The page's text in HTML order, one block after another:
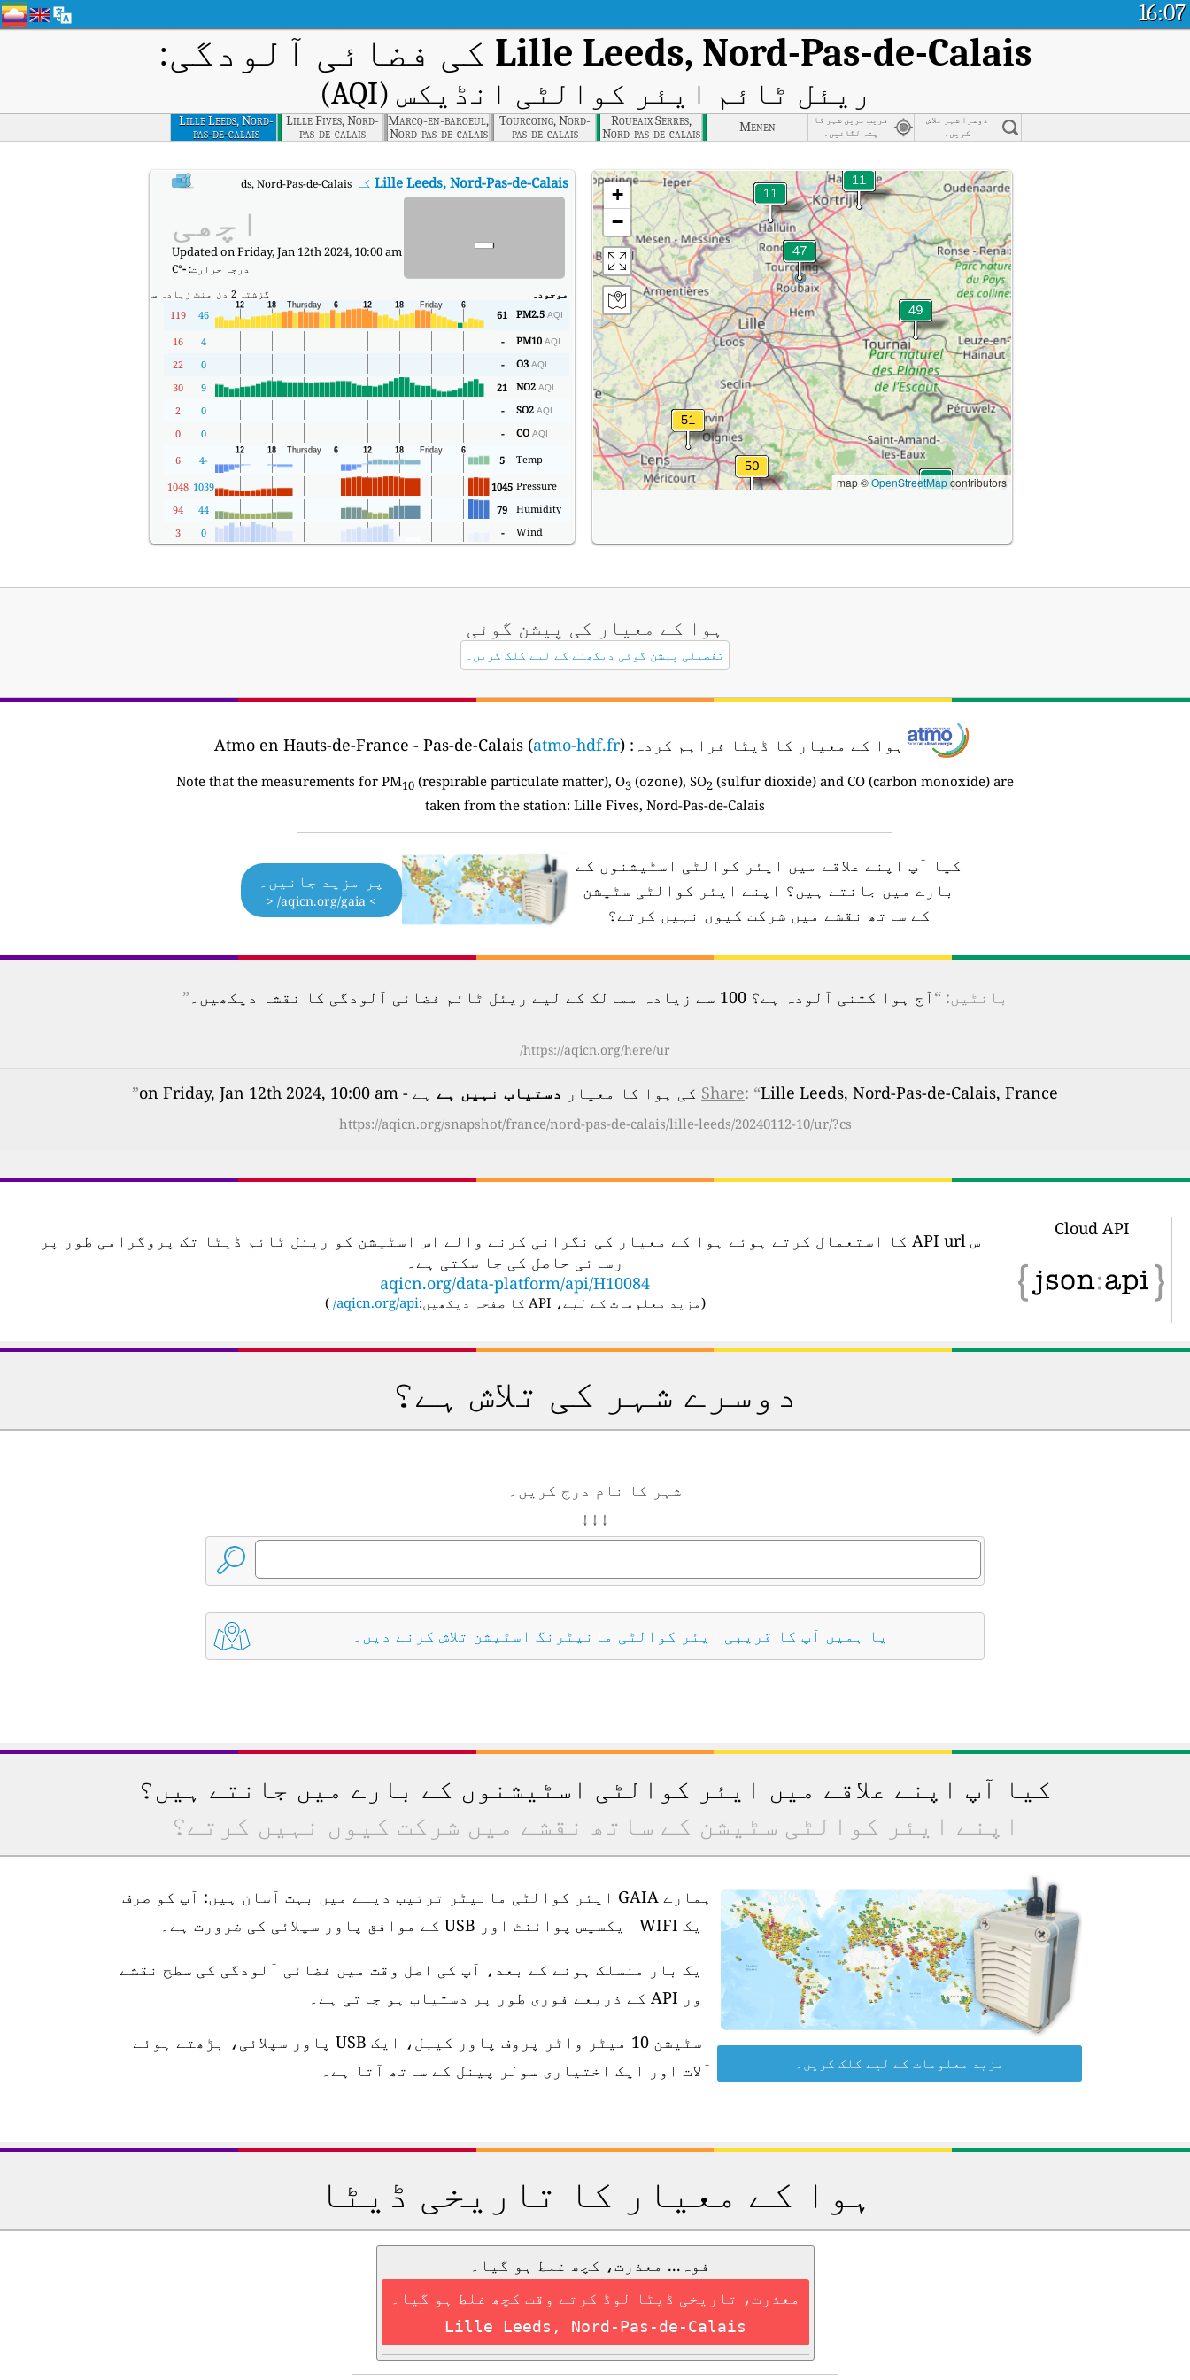
16:07
Lille Leeds, Nord-Pas-de-Calais کی فضائی آلودگی:
ریئل ٹائم ایئر کوالٹی انڈیکس (AQI)
Lille Leeds, Nord-
pas-de-calais
Lille Fives, Nord-
pas-de-calais
Marcq-en-baroeul,
Nord-pas-de-calais
Tourcoing, Nord-
pas-de-calais
Roubaix Serres,
Nord-pas-de-calais
Menen
قریب ترین شہر کا
پتہ لگائیں۔
دوسرا شہر تلاش
کریں۔
Lille Leeds, Nord-Pas-de-Calais کا AQI : Lille Leeds, Nord-Pas-de-Calais کا ریئل ٹائم ایئر کوالٹی انڈیکس (AQI)۔
- اچھی
Updated on Friday, Jan 12th 2024, 10:00 am
درجہ حرارت:-
°C
موجودہ گزشتہ 2 دن منٹ زیادہ سے زیادہ
PM2.5 AQI
61
46
119
PM10 AQI
-
4
16
O3 AQI
-
0
22
NO2 AQI
21
9
30
SO2 AQI
-
0
2
CO AQI
-
0
0
Temp
5
-4
6
Pressure
1045
1039
1048
Humidity
79
44
94
Wind
-
0
3
+
−
map ©OpenStreetMapcontributors
ہوا کے معیار کی پیشن گوئی
تفصیلی پیشن گوئی دیکھنے کے لیے کلک کریں۔
ہوا کے معیار کا ڈیٹا فراہم کردہ: Atmo en Hauts-de-France - Pas-de-Calais (
atmo-hdf.fr)
Note that the measurements for PM10 (respirable particulate matter), O3 (ozone), SO2 (sulfur dioxide) and CO (carbon monoxide) are
taken from the station: Lille Fives, Nord-Pas-de-Calais
کیا آپ اپنے علاقے میں ایئر کوالٹی اسٹیشنوں کے
بارے میں جانتے ہیں؟ اپنے ایئر کوالٹی سٹیشن
کے ساتھ نقشے میں شرکت کیوں نہیں کرتے؟
پر مزید جانیں۔
> aqicn.org/gaia/ <
بانٹیں: “آج ہوا کتنی آلودہ ہے؟ 100 سے زیادہ ممالک کے لیے ریئل ٹائم فضائی آلودگی کا نقشہ دیکھیں۔ ”
https://aqicn.org/here/ur/
Share: “Lille Leeds, Nord-Pas-de-Calais, France کی ہوا کا معیار دستیاب نہیں ہے ہے - on Friday, Jan 12th 2024, 10:00 am ”
https://aqicn.org/snapshot/france/nord-pas-de-calais/lille-leeds/20240112-10/ur/?cs
Cloud API
اس API url کا استعمال کرتے ہوئے ہوا کے معیار کی نگرانی کرنے والے اس اسٹیشن کو ریئل ٹائم ڈیٹا تک پروگرامی طور پر
رسائی حاصل کی جا سکتی ہے۔
aqicn.org/data-platform/api/H10084
(مزید معلومات کے لیے، API کا صفحہ دیکھیں: aqicn.org/api/
)
دوسرے شہر کی تلاش ہے؟
شہر کا نام درج کریں۔
↓ ↓ ↓
یا ہمیں آپ کا قریبی ایئر کوالٹی مانیٹرنگ اسٹیشن تلاش کرنے دیں۔
کیا آپ اپنے علاقے میں ایئر کوالٹی اسٹیشنوں کے بارے میں جانتے ہیں؟
اپنے ایئر کوالٹی سٹیشن کے ساتھ نقشے میں شرکت کیوں نہیں کرتے؟
ہمارے GAIA ایئر کوالٹی مانیٹر ترتیب دینے میں بہت آسان ہیں: آپ کو صرف
ایک WIFI ایکسیس پوائنٹ اور USB کے موافق پاور سپلائی کی ضرورت ہے۔
ایک بار منسلک ہونے کے بعد، آپ کی اصل وقت میں فضائی آلودگی کی سطح نقشے
اور API کے ذریعے فوری طور پر دستیاب ہو جاتی ہے۔
اسٹیشن 10 میٹر واٹر پروف پاور کیبل، ایک USB پاور سپلائی، بڑھتے ہوئے
آلات اور ایک اختیاری سولر پینل کے ساتھ آتا ہے۔
مزید معلومات کے لیے کلک کریں۔
ہوا کے معیار کا تاریخی ڈیٹا
افوہ... معذرت، کچھ غلط ہو گیا۔
معذرت، تاریخی ڈیٹا لوڈ کرتے وقت کچھ غلط ہو گیا۔
Lille Leeds, Nord-Pas-de-Calais